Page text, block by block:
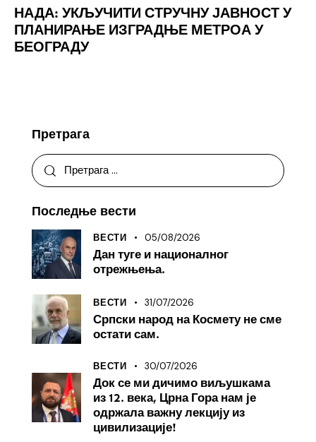
НАДА: УКЉУЧИТИ СТРУЧНУ ЈАВНОСТ У
ПЛАНИРАЊЕ ИЗГРАДЊЕ МЕТРОА У
БЕОГРАДУ
Претрага
Последње вести
ВЕСТИ 05/08/2026
Дан туге и националног
отрежњења.
ВЕСТИ 31/07/2026
Српски народ на Космету не сме
остати сам.
ВЕСТИ 30/07/2026
Док се ми дичимо виљушкама
из 12. века, Црна Гора нам је
одржала важну лекцију из
цивилизације!